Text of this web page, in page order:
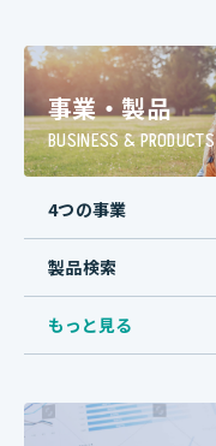
事業・製品
BUSINESS & PRODUCTS
4つの事業
製品検索
もっと見る